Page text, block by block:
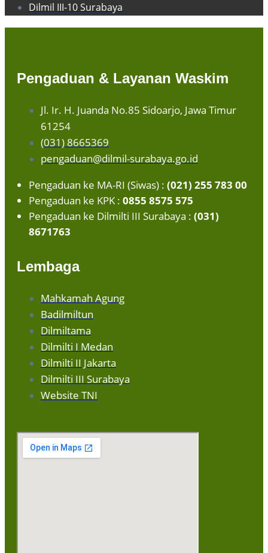
Dilmil III-10 Surabaya
Pengaduan & Layanan Waskim
Jl. Ir. H. Juanda No.85 Sidoarjo, Jawa Timur
61254
(031) 8665369
pengaduan@dilmil-surabaya.go.id
Pengaduan ke MA-RI (Siwas) : (021) 255 783 00
Pengaduan ke KPK : 0855 8575 575
Pengaduan ke Dilmilti III Surabaya : (031)
8671763
Lembaga
Mahkamah Agung
Badilmiltun
Dilmiltama
Dilmilti I Medan
Dilmilti II Jakarta
Dilmilti III Surabaya
Website TNI